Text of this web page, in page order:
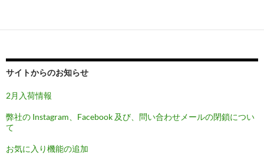
サイトからのお知らせ
2月入荷情報
弊社の Instagram、Facebook 及び、問い合わせメールの閉鎖につい
て
お気に入り機能の追加